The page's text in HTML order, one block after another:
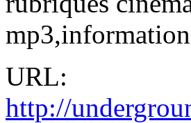
URL:
http://